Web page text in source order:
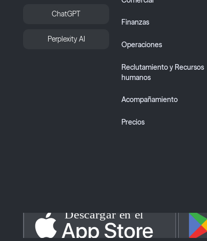
ChatGPT
Perplexity AI
Finanzas
Operaciones
Reclutamiento y Recursos
humanos
Acompañamiento
Precios